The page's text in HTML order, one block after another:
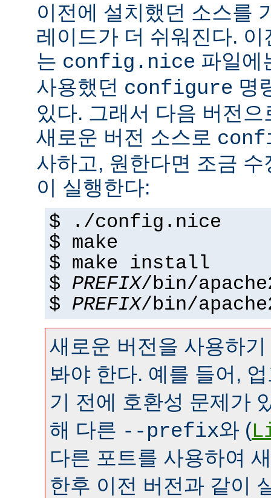
이전에 설치했던 소스를
레이드가 더 쉬워진다.
는 config.nice 파일에
사용했던 configure 명
있다. 그래서 다음 버전
새로운 버전 소스로
사하고, 원한다면 조금
이 실행한다:
$ ./config.nice
$ make
$ make install
$ PREFIX/bin/
$ PREFIX/bin/
새로운 버전을 사용하
봐야 한다. 예를 들어,
기 전에 호환성 문제가
해 다른 --prefix와 (
다른 포트를 사용하여
한후 이전 버전과 같이